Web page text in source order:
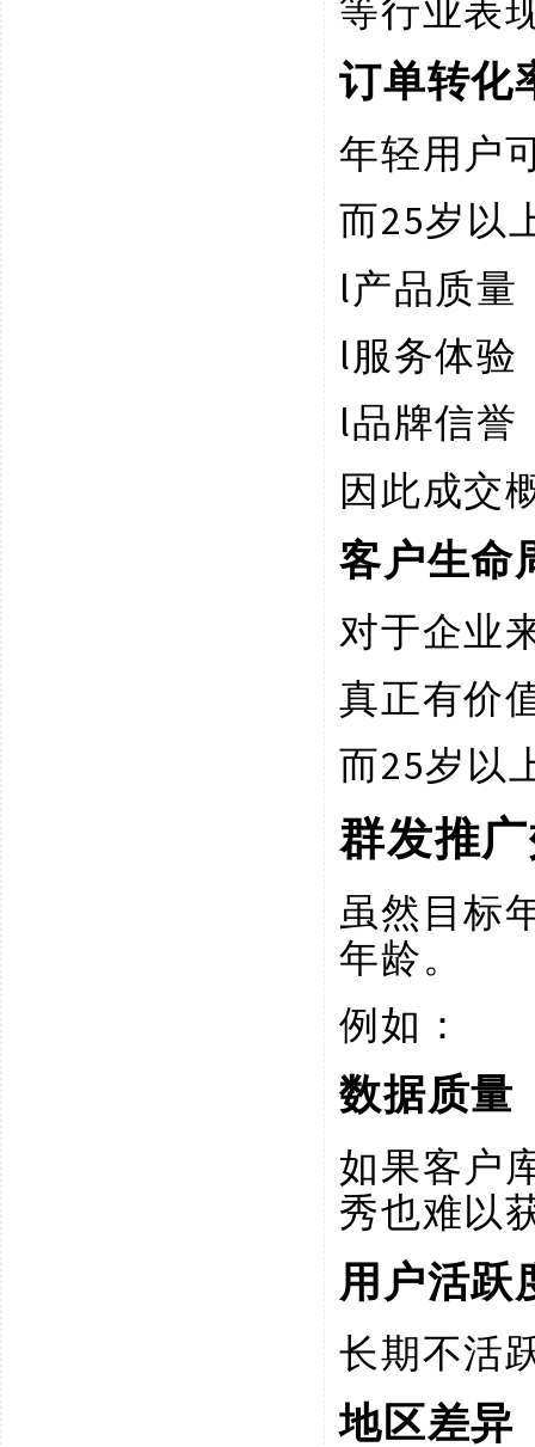
等行业表
订单转化
年轻用户
而25岁以
l产品质量
l服务体验
l品牌信誉
因此成交
客户生命
对于企业
真正有价
而25岁以
群发推
虽然目标
年龄。
例如：
数据质量
如果客户
秀也难以
用户活跃
长期不活
地区差异